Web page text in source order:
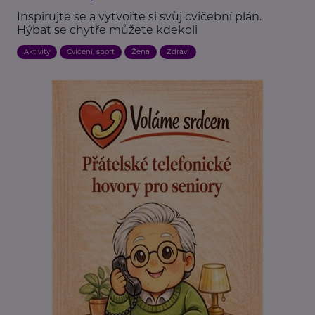
Inspirujte se a vytvořte si svůj cvičební plán.
Hýbat se chytře můžete kdekoli
Aktivity Cvičení, sport Žena Zdraví